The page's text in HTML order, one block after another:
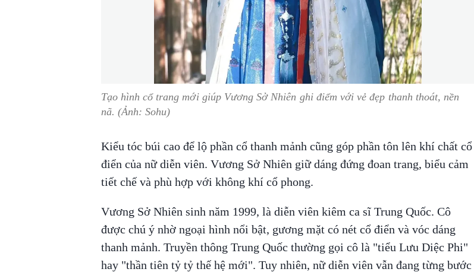
Tạo hình cổ trang mới giúp Vương Sở Nhiên ghi điểm với vẻ đẹp thanh thoát, nền
nã. (Ảnh: Sohu)
Kiểu tóc búi cao để lộ phần cổ thanh mảnh cũng góp phần tôn lên khí chất cổ
điển của nữ diễn viên. Vương Sở Nhiên giữ dáng đứng đoan trang, biểu cảm
tiết chế và phù hợp với không khí cổ phong.
Vương Sở Nhiên sinh năm 1999, là diễn viên kiêm ca sĩ Trung Quốc. Cô
được chú ý nhờ ngoại hình nổi bật, gương mặt có nét cổ điển và vóc dáng
thanh mảnh. Truyền thông Trung Quốc thường gọi cô là "tiểu Lưu Diệc Phi"
hay "thần tiên tỷ tỷ thế hệ mới". Tuy nhiên, nữ diễn viên vẫn đang từng bước